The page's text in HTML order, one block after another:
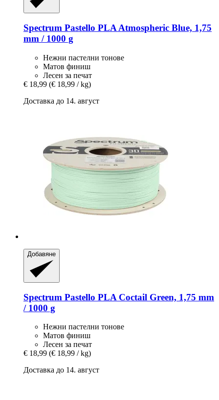
Spectrum Pastello PLA Atmospheric Blue, 1,75
mm / 1000 g
Нежни пастелни тонове
Матов финиш
Лесен за печат
€ 18,99 (€ 18,99 / kg)
Доставка до 14. август
Добавяне
Spectrum Pastello PLA Coctail Green, 1,75 mm
/ 1000 g
Нежни пастелни тонове
Матов финиш
Лесен за печат
€ 18,99 (€ 18,99 / kg)
Доставка до 14. август